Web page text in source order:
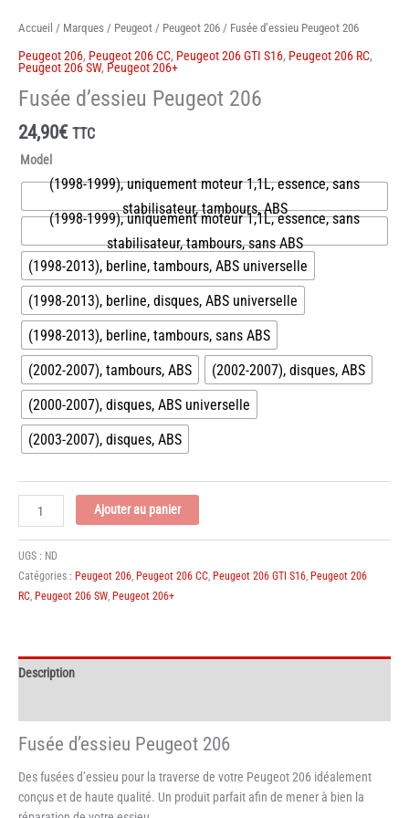
Accueil / Marques / Peugeot / Peugeot 206 / Fusée d’essieu Peugeot 206
Peugeot 206, Peugeot 206 CC, Peugeot 206 GTI S16, Peugeot 206 RC,
Peugeot 206 SW, Peugeot 206+
Fusée d’essieu Peugeot 206
24,90€ TTC
Model
(1998-1999), uniquement moteur 1,1L, essence, sans
stabilisateur, tambours, ABS
(1998-1999), uniquement moteur 1,1L, essence, sans
stabilisateur, tambours, sans ABS
(1998-2013), berline, tambours, ABS universelle
(1998-2013), berline, disques, ABS universelle
(1998-2013), berline, tambours, sans ABS
(2002-2007), tambours, ABS
(2002-2007), disques, ABS
(2000-2007), disques, ABS universelle
(2003-2007), disques, ABS
quantité
de
Fusée
d'essieu
Peugeot
206
Ajouter au panier
UGS : ND
Catégories : Peugeot 206, Peugeot 206 CC, Peugeot 206 GTI S16, Peugeot 206
RC, Peugeot 206 SW, Peugeot 206+
Description
Fusée d’essieu Peugeot 206
Des fusées d’essieu pour la traverse de votre Peugeot 206 idéalement
conçus et de haute qualité. Un produit parfait afin de mener à bien la